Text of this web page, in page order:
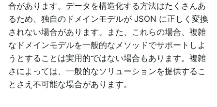
合があります。データを構造化する方法はたくさんあ
るため、独自のドメインモデルが JSON に正しく変換
されない場合があります。また、これらの場合、複雑
なドメインモデルを一般的なメソッドでサポートしよ
うとすることは実用的ではない場合もあります。複雑
さによっては、一般的なソリューションを提供するこ
とさえ不可能な場合があります。